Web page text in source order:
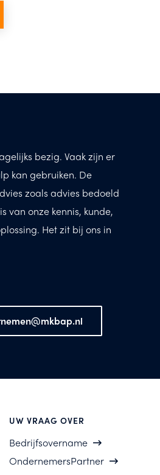
bezig. Vaak zijn er
kan gebruiken. De
zoals advies bedoeld
van onze kennis, kunde,
Het zit bij ons in
UW VRAAG OVER
Bedrijfsovername
OndernemersPartner